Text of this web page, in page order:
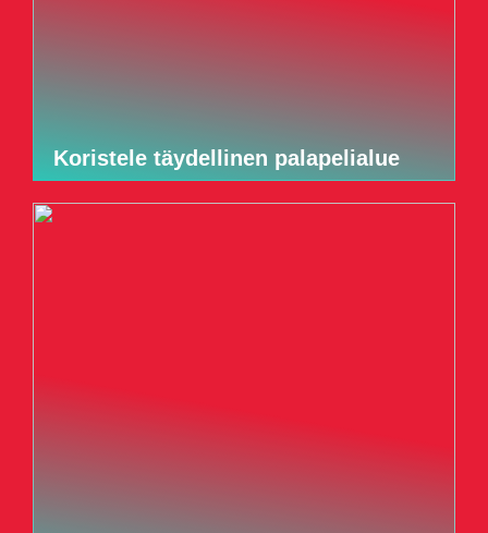
Koristele täydellinen palapelialue